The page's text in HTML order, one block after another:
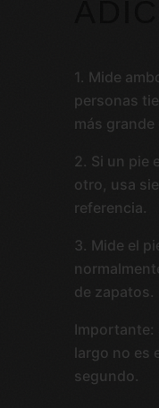
1. Mide
personas
más
2. Si un pie
otro, usa
referencia.
3. Mide el
de zapatos.
Importante:
largo no es
segundo.